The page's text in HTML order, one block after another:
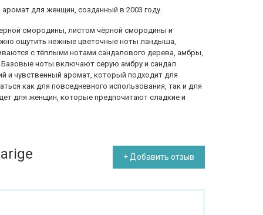
для женщин, созданный в 2003 году.
смородины, листом чёрной смородины и
ощутить нежные цветочные ноты ландыша,
с тёплыми нотами сандалового дерева, амбры,
ноты включают серую амбру и сандал.
и чувственный аромат, который подходит для
как для повседневного использования, так и для
для женщин, которые предпочитают сладкие и
+ Добавить отзыв